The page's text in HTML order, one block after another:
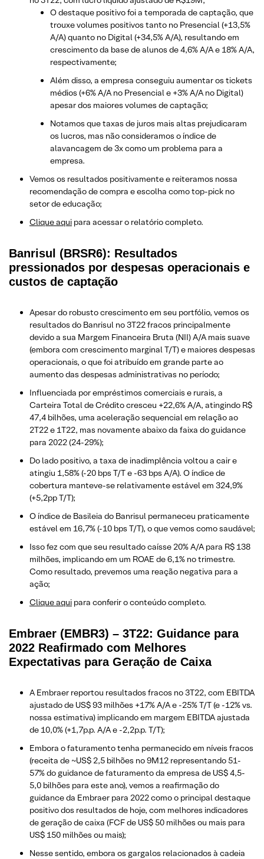
O destaque positivo foi a temporada de captação, que
trouxe volumes positivos tanto no Presencial (+13,5%
A/A) quanto no Digital (+34,5% A/A), resultando em
crescimento da base de alunos de 4,6% A/A e 18% A/A,
respectivamente;
Além disso, a empresa conseguiu aumentar os tickets
médios (+6% A/A no Presencial e +3% A/A no Digital)
apesar dos maiores volumes de captação;
Notamos que taxas de juros mais altas prejudicaram
os lucros, mas não consideramos o índice de
alavancagem de 3x como um problema para a
empresa.
Vemos os resultados positivamente e reiteramos nossa
recomendação de compra e escolha como top-pick no
setor de educação;
Clique aqui para acessar o relatório completo.
Banrisul (BRSR6): Resultados
pressionados por despesas operacionais e
custos de captação
Apesar do robusto crescimento em seu portfólio, vemos os
resultados do Banrisul no 3T22 fracos principalmente
devido a sua Margem Financeira Bruta (NII) A/A mais suave
(embora com crescimento marginal T/T) e maiores despesas
operacionais, o que foi atribuído em grande parte ao
aumento das despesas administrativas no período;
Influenciada por empréstimos comerciais e rurais, a
Carteira Total de Crédito cresceu +22,6% A/A, atingindo R$
47,4 bilhões, uma aceleração sequencial em relação ao
2T22 e 1T22, mas novamente abaixo da faixa do guidance
para 2022 (24-29%);
Do lado positivo, a taxa de inadimplência voltou a cair e
atingiu 1,58% (-20 bps T/T e -63 bps A/A). O índice de
cobertura manteve-se relativamente estável em 324,9%
(+5,2pp T/T);
O índice de Basileia do Banrisul permaneceu praticamente
estável em 16,7% (-10 bps T/T), o que vemos como saudável;
Isso fez com que seu resultado caísse 20% A/A para R$ 138
milhões, implicando em um ROAE de 6,1% no trimestre.
Como resultado, prevemos uma reação negativa para a
ação;
Clique aqui para conferir o conteúdo completo.
Embraer (EMBR3) – 3T22: Guidance para
2022 Reafirmado com Melhores
Expectativas para Geração de Caixa
A Embraer reportou resultados fracos no 3T22, com EBITDA
ajustado de US$ 93 milhões +17% A/A e -25% T/T (e -12% vs.
nossa estimativa) implicando em margem EBITDA ajustada
de 10,0% (+1,7p.p. A/A e -2,2p.p. T/T);
Embora o faturamento tenha permanecido em níveis fracos
(receita de ~US$ 2,5 bilhões no 9M12 representando 51-
57% do guidance de faturamento da empresa de US$ 4,5-
5,0 bilhões para este ano), vemos a reafirmação do
guidance da Embraer para 2022 como o principal destaque
positivo dos resultados de hoje, com melhores indicadores
de geração de caixa (FCF de US$ 50 milhões ou mais para
US$ 150 milhões ou mais);
Nesse sentido, embora os gargalos relacionados à cadeia